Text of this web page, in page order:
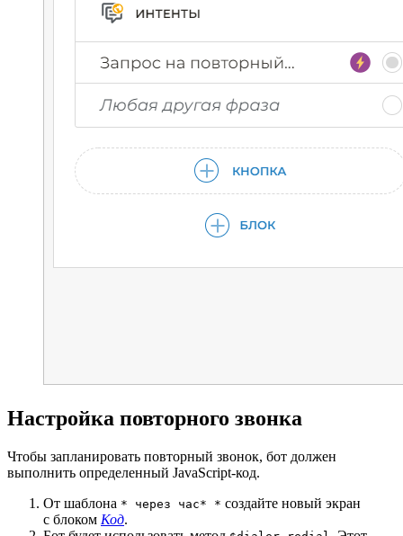
Настройка повторного звонка
Чтобы запланировать повторный звонок, бот должен
выполнить определенный JavaScript-код.
От шаблона * через час* * создайте новый экран
с блоком Код.